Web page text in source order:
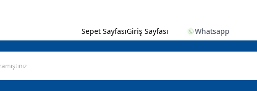
Sepet SayfasıGiriş Sayfası Whatsapp